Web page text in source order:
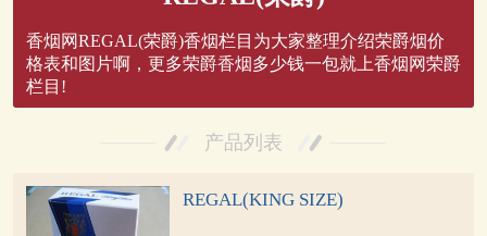
香烟网REGAL(荣爵)香烟栏目为大家整理介绍荣爵烟价
格表和图片啊，更多荣爵香烟多少钱一包就上香烟网荣爵
栏目!
产品列表
REGAL(KING SIZE)